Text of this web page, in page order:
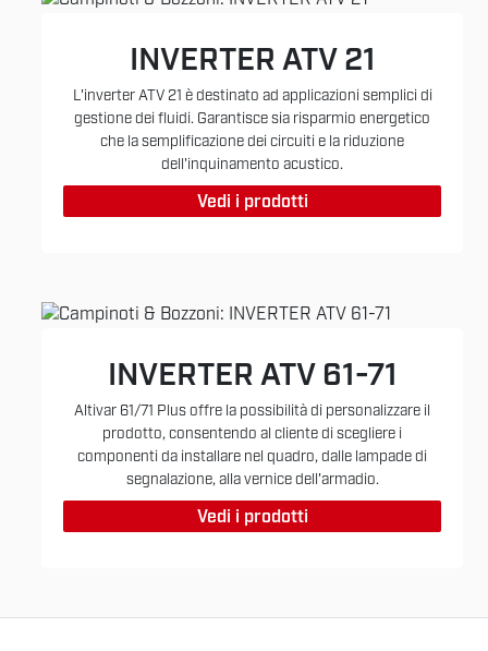
INVERTER ATV 21
L'inverter ATV 21 è destinato ad applicazioni semplici di
gestione dei fluidi. Garantisce sia risparmio energetico
che la semplificazione dei circuiti e la riduzione
dell'inquinamento acustico.
Vedi i prodotti
INVERTER ATV 61-71
Altivar 61/71 Plus offre la possibilità di personalizzare il
prodotto, consentendo al cliente di scegliere i
componenti da installare nel quadro, dalle lampade di
segnalazione, alla vernice dell'armadio.
Vedi i prodotti